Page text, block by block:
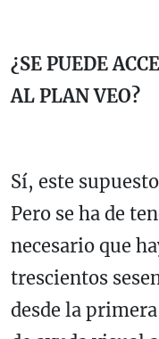
¿SE PUEDE
AL PLAN VEO?
Sí, este
Pero se ha de
necesario que
trescientos
desde la